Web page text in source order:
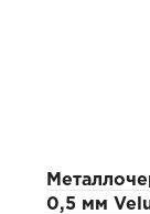
0,5 мм